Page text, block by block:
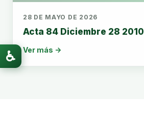
28 DE MAYO DE 2026
Acta 84 Diciembre 28 2010
Ver más →
♿